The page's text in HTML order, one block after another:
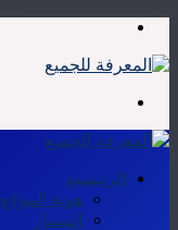
الرئيسية
هوية الموقع
المسار